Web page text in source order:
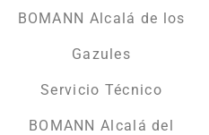
BOMANN Alcalá de los
Gazules
Servicio Técnico
BOMANN Alcalá del